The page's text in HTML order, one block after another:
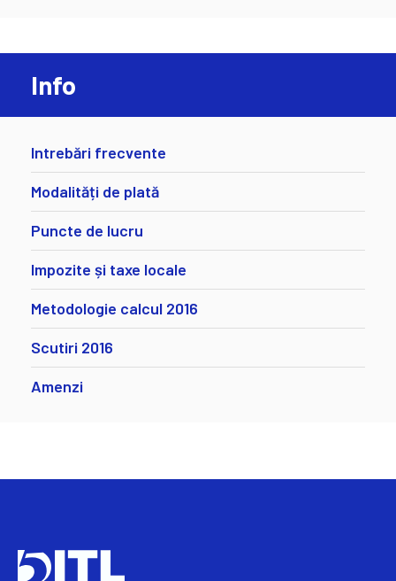
Info
Intrebări frecvente
Modalități de plată
Puncte de lucru
Impozite și taxe locale
Metodologie calcul 2016
Scutiri 2016
Amenzi